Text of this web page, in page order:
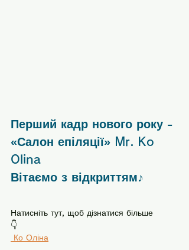
Перший кадр нового року -
«Салон епіляції» Mr. Ko
Olina
Вітаємо з відкриттям♪
Натисніть тут, щоб дізнатися більше
👇
Ко Оліна